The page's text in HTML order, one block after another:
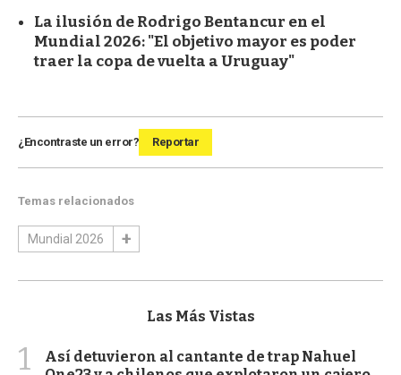
La ilusión de Rodrigo Bentancur en el
Mundial 2026: "El objetivo mayor es poder
traer la copa de vuelta a Uruguay"
¿Encontraste un error? Reportar
Temas relacionados
Mundial 2026
Las Más Vistas
1
Así detuvieron al cantante de trap Nahuel